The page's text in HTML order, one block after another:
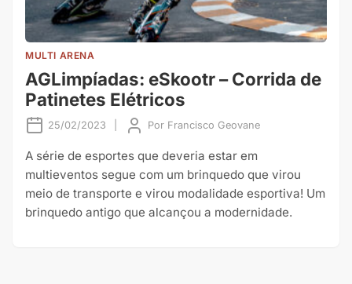
MULTI ARENA
AGLimpíadas: eSkootr – Corrida de
Patinetes Elétricos
25/02/2023 Por Francisco Geovane
A série de esportes que deveria estar em
multieventos segue com um brinquedo que virou
meio de transporte e virou modalidade esportiva! Um
brinquedo antigo que alcançou a modernidade.